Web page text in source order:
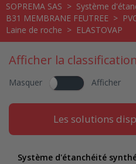
SOPREMA SAS > Système
B31 MEMBRANE FEUTREE >
Laine de roche > ELASTOVAP
Afficher la classification
Masquer Afficher
Les solutions
Système d'étanchéité